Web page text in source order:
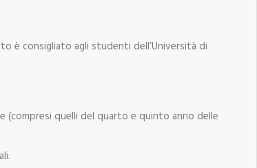
è consigliato agli studenti dell’Università di
(compresi quelli del quarto e quinto anno delle